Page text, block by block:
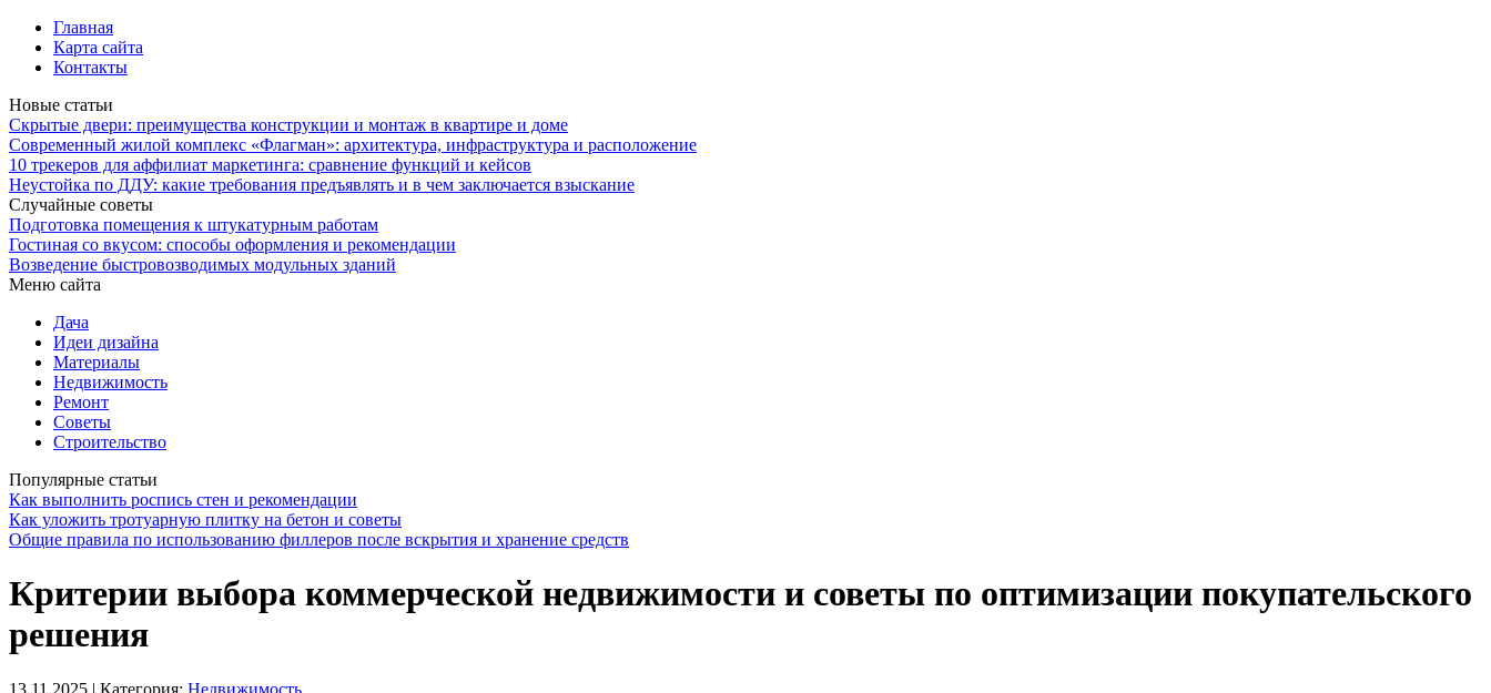
Главная
Карта сайта
Контакты
Новые статьи
Скрытые двери: преимущества конструкции и монтаж в квартире и доме
Современный жилой комплекс «Флагман»: архитектура, инфраструктура и расположение
10 трекеров для аффилиат маркетинга: сравнение функций и кейсов
Неустойка по ДДУ: какие требования предъявлять и в чем заключается взыскание
Случайные советы
Подготовка помещения к штукатурным работам
Гостиная со вкусом: способы оформления и рекомендации
Возведение быстровозводимых модульных зданий
Меню сайта
Дача
Идеи дизайна
Материалы
Недвижимость
Ремонт
Советы
Строительство
Популярные статьи
Как выполнить роспись стен и рекомендации
Как уложить тротуарную плитку на бетон и советы
Общие правила по использованию филлеров после вскрытия и хранение средств
Критерии выбора коммерческой недвижимости и советы по оптимизации покупательского
решения
13.11.2025 | Категория: Недвижимость